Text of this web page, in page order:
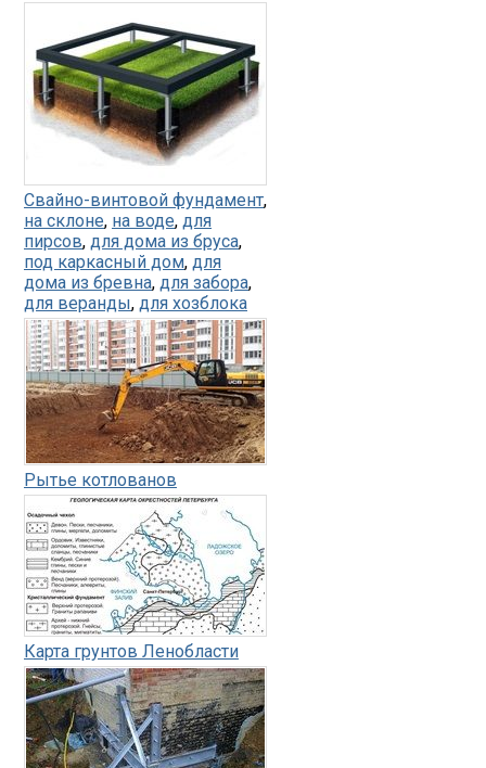
Свайно-винтовой фундамент,
на склоне, на воде, для
пирсов, для дома из бруса,
под каркасный дом, для
дома из бревна, для забора,
для веранды, для хозблока
Рытье котлованов
Карта грунтов Ленобласти